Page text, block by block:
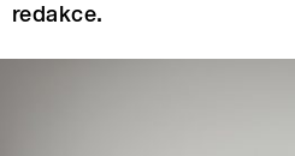
redakce.